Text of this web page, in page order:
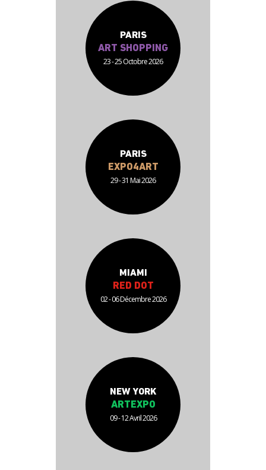
PARIS
ART SHOPPING
23 - 25 Octobre 2026
PARIS
EXPO4ART
29 - 31 Mai 2026
MIAMI
RED DOT
02 - 06 Décembre 2026
NEW YORK
ARTEXPO
09 - 12 Avril 2026